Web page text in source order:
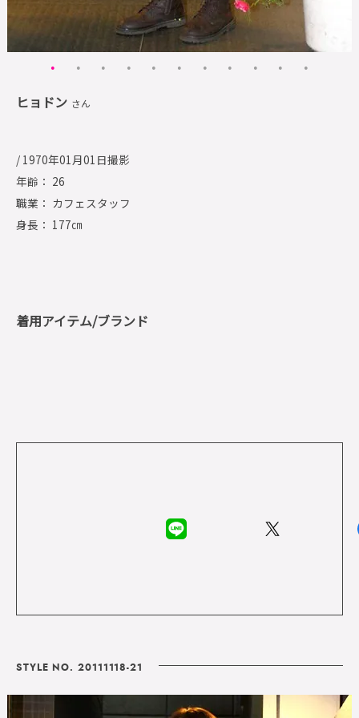
ヒョドン さん
/ 1970年01月01日撮影
年齢： 26
職業： カフェスタッフ
身長： 177㎝
着用アイテム/ブランド
STYLE NO. 20111118-21